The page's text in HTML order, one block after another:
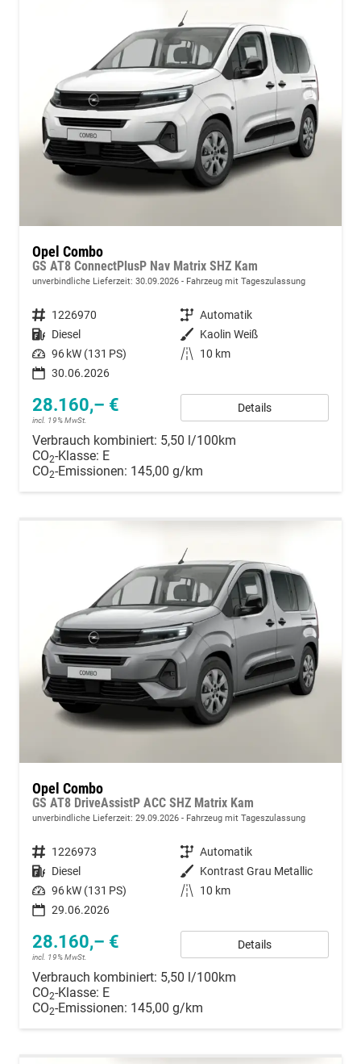
Opel Combo
GS AT8 ConnectPlusP Nav Matrix SHZ Kam
unverbindliche Lieferzeit: 30.09.2026 Fahrzeug mit Tageszulassung
Fahrzeugnummer 1226970 Getriebe Automatik
Kraftstoff Diesel Außenfarbe Kaolin Weiß
Leistung 96 kW (131 PS) Kilometerstand
10 km
30.06.2026
28.160,– €
incl. 19% MwSt.
Details
Verbrauch kombiniert: 5,50 l/100km
CO2-Klasse: E
CO2-Emissionen: 145,00 g/km
Opel Combo
GS AT8 DriveAssistP ACC SHZ Matrix Kam
unverbindliche Lieferzeit: 29.09.2026 Fahrzeug mit Tageszulassung
Fahrzeugnummer 1226973 Getriebe Automatik
Kraftstoff Diesel Außenfarbe Kontrast Grau Metallic
Leistung 96 kW (131 PS) Kilometerstand
10 km
29.06.2026
28.160,– €
incl. 19% MwSt.
Details
Verbrauch kombiniert: 5,50 l/100km
CO2-Klasse: E
CO2-Emissionen: 145,00 g/km